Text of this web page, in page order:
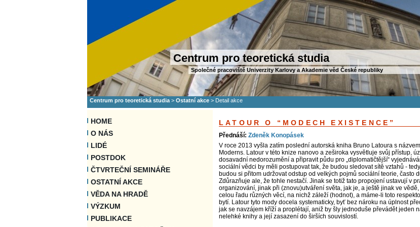
Centrum pro teoretická studia
Společné pracoviště Univerzity Karlovy a Akademie věd České republiky
Centrum pro teoretická studia > Ostatní akce > Detail akce
HOME
O NÁS
LIDÉ
POSTDOK
ČTVRTEČNÍ SEMINÁŘE
OSTATNÍ AKCE
VĚDA NA HRADĚ
VÝZKUM
PUBLIKACE
LATOUR O “MODECH EXISTENCE”
Přednáší: Zdeněk Konopásek
V roce 2013 vyšla zatím poslední autorská kniha Bruno Latoura s
Moderns. Latour v této knize nanovo a zeširoka vysvětluje svůj přístup,
dosavadní nedorozumění a připravit půdu pro „diplomatičtější“
sociální vědci by měli postupovat tak, že budou sledovat sítě vztahů -
budou si přitom udržovat odstup od velkých pojmů sociální teorie, často
Zdůrazňuje ale, že tohle nestačí. Jinak se totiž tato propojení ustavují v
organizování, jinak při (znovu)utváření světa, jak je, a ještě jinak ve
celou řadu různých věcí, na nichž záleží (hodnot), a máme-li toto
bytí. Latour tyto mody docela systematicky, byť bez nároku na úplnost
jak se navzájem kříží a proplétají, aniž by šly jednoduše převádět jeden
nelehké knihy a její zasazení do širších souvislostí.